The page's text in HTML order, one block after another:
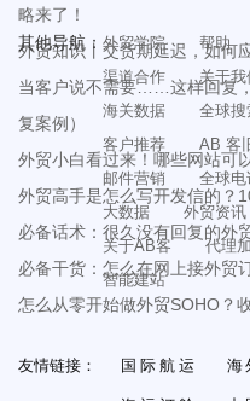
略来了！
外贸知识丨交货期延迟，如何
当客户说不需要……这样回复
复案例）
外贸小白看过来！哪些网站可
外贸高手是怎么写开发信的？
必备话术：很久没有回复的外
必备干货：怎么在网上接外贸
怎么从零开始做外贸SOHO？
其他导航： 外贸学院 帮助
渠道合作
关于我
海关数据
全球搜
客户推荐
AB 客
邮件营销
全球电
大数据
外贸资讯
关于AB客
代理
智能建站
友情链接： 国际航运 海